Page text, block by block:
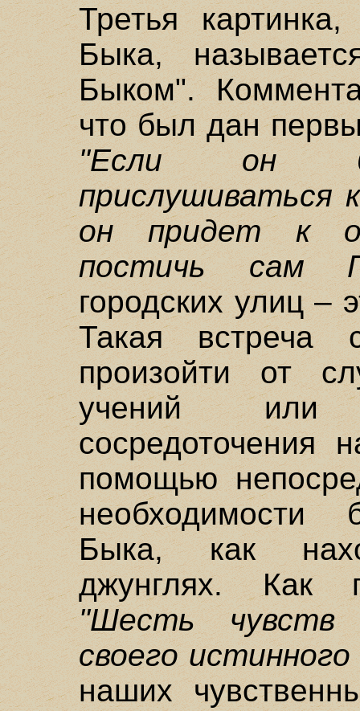
Третья
Быка,
Быком".
что был дан
"Если он
прислушиваться
он придет к
постичь сам
городских улиц –
Такая
произойти от
учений или
сосредоточения
помощью
необходимости
Быка, как
джунглях. Как
"Шесть
своего
наших